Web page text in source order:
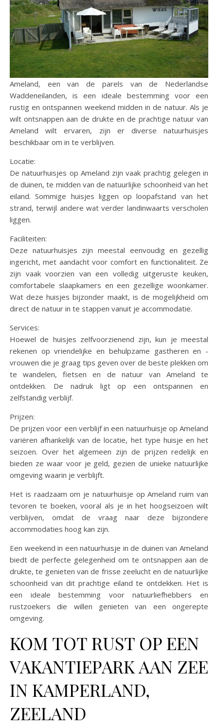
Ameland, een van de parels van de Nederlandse
Waddeneilanden, is een ideale bestemming voor een
rustig en ontspannen weekend midden in de natuur. Als je
wilt ontsnappen aan de drukte en de prachtige natuur van
Ameland wilt ervaren, zijn er diverse natuurhuisjes
beschikbaar om in te verblijven.
Locatie:
De natuurhuisjes op Ameland zijn vaak prachtig gelegen in
de duinen, te midden van de natuurlijke schoonheid van het
eiland. Sommige huisjes liggen op loopafstand van het
strand, terwijl andere wat verder landinwaarts verscholen
liggen.
Faciliteiten:
Deze natuurhuisjes zijn meestal eenvoudig en gezellig
ingericht, met aandacht voor comfort en functionaliteit. Ze
zijn vaak voorzien van een volledig uitgeruste keuken,
comfortabele slaapkamers en een gezellige woonkamer.
Wat deze huisjes bijzonder maakt, is de mogelijkheid om
direct de natuur in te stappen vanuit je accommodatie.
Services:
Hoewel de huisjes zelfvoorzienend zijn, kun je meestal
rekenen op vriendelijke en behulpzame gastheren en -
vrouwen die je graag tips geven over de beste plekken om
te wandelen, fietsen en de natuur van Ameland te
ontdekken. De nadruk ligt op een ontspannen en
zelfstandig verblijf.
Prijzen:
De prijzen voor een verblijf in een natuurhuisje op Ameland
variëren afhankelijk van de locatie, het type huisje en het
seizoen. Over het algemeen zijn de prijzen redelijk en
bieden ze waar voor je geld, gezien de unieke natuurlijke
omgeving waarin je verblijft.
Het is raadzaam om je natuurhuisje op Ameland ruim van
tevoren te boeken, vooral als je in het hoogseizoen wilt
verblijven, omdat de vraag naar deze bijzondere
accommodaties hoog kan zijn.
Een weekend in een natuurhuisje in de duinen van Ameland
biedt de perfecte gelegenheid om te ontsnappen aan de
drukte, te genieten van de frisse zeelucht en de natuurlijke
schoonheid van dit prachtige eiland te ontdekken. Het is
een ideale bestemming voor natuurliefhebbers en
rustzoekers die willen genieten van een ongerepte
omgeving.
KOM TOT RUST OP EEN
VAKANTIEPARK AAN ZEE
IN KAMPERLAND,
ZEELAND